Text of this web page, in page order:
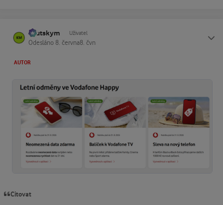
kautskym Uživatel
Odesláno 8. června8. čvn
AUTOR
Citovat